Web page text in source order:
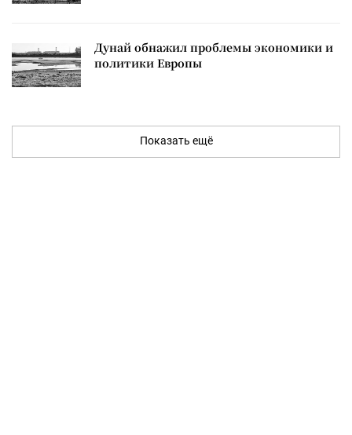
Дунай обнажил проблемы экономики и
политики Европы
Показать ещё